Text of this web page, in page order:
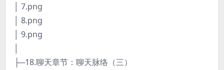
│ 7.png
│ 8.png
│ 9.png
├─18.聊天章节：聊天脉络（三）